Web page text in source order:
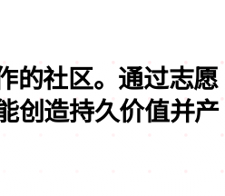
的社区。通过志愿
创造持久价值并产